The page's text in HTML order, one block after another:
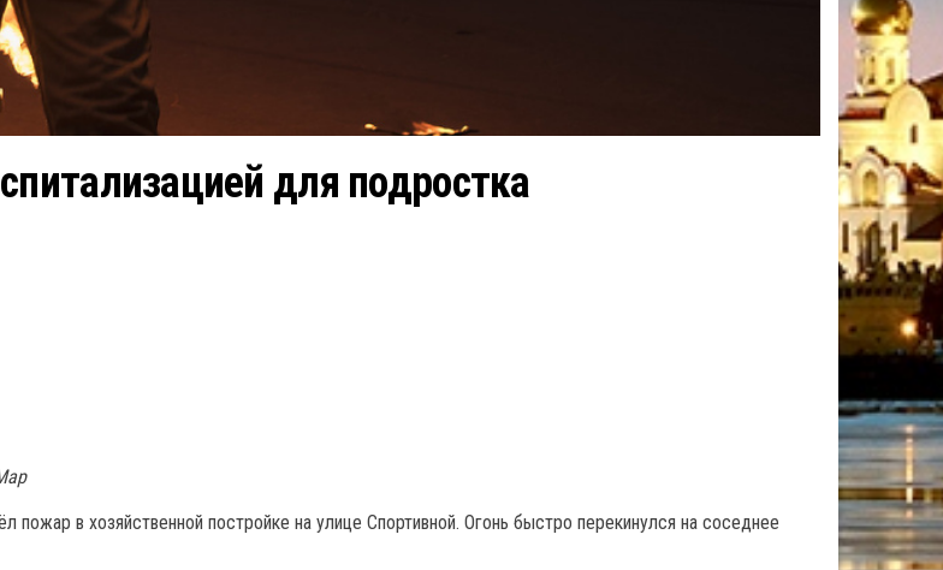
для подростка
пожар в хозяйственной постройке на улице Спортивной. Огонь быстро перекинулся на соседнее